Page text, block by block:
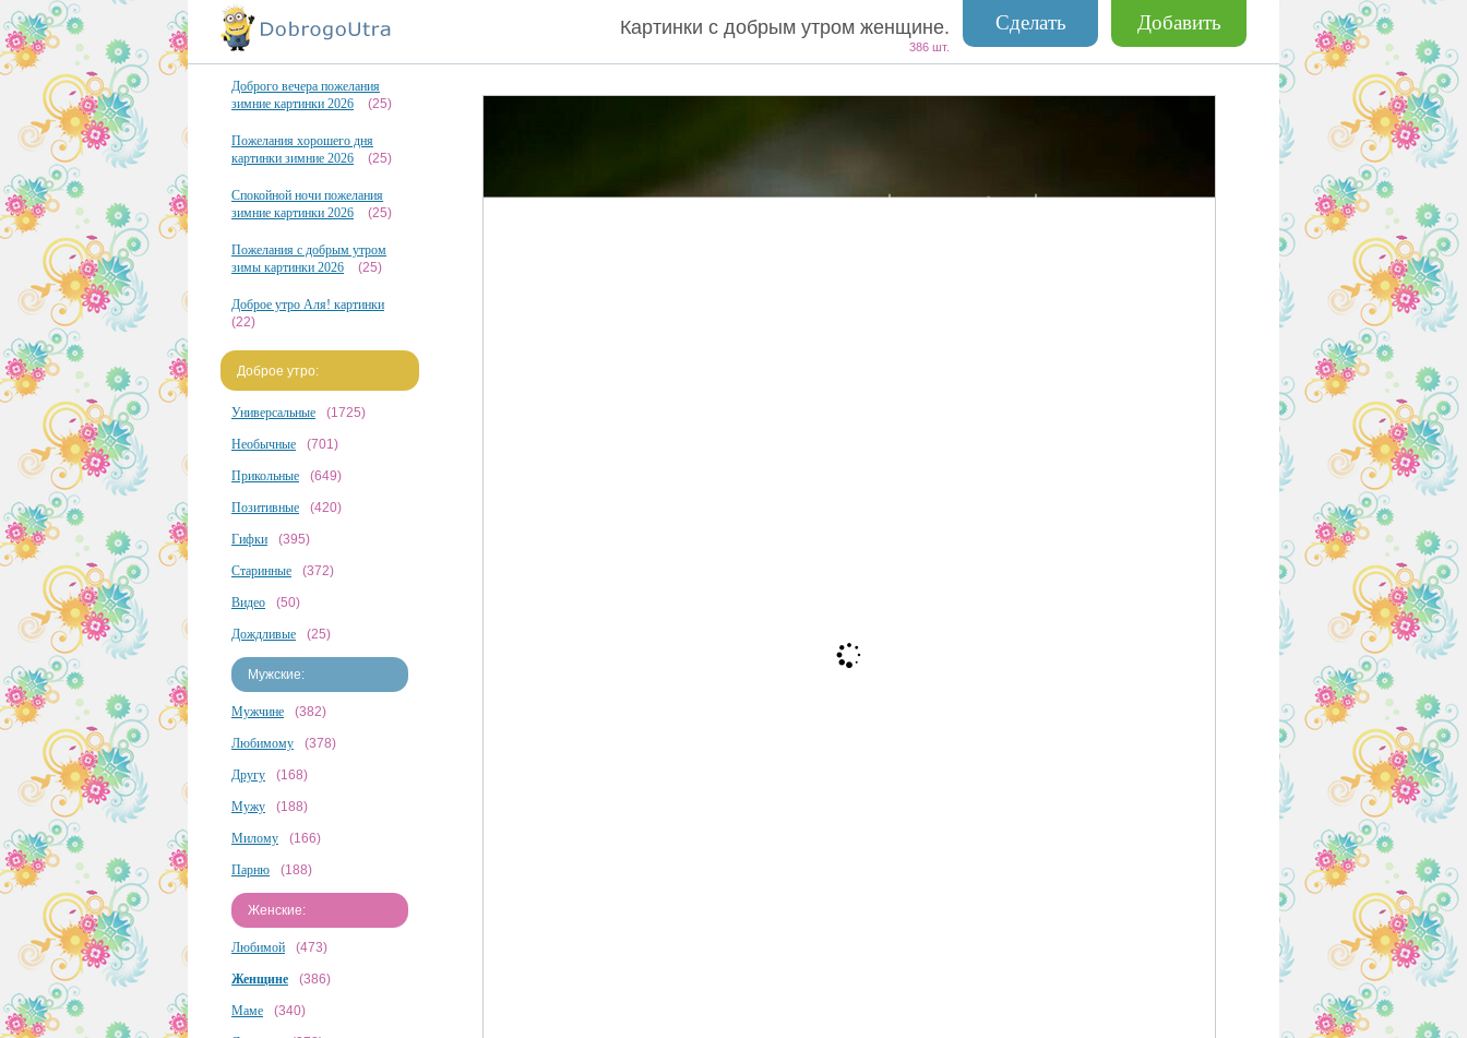
Добавить
Сделать
Картинки с добрым утром женщине.
386 шт.
Доброго вечера пожелания
зимние картинки 2026
(25)
Пожелания хорошего дня
картинки зимние 2026
(25)
Спокойной ночи пожелания
зимние картинки 2026
(25)
Пожелания с добрым утром
зимы картинки 2026
(25)
Доброе утро Аля! картинки
(22)
Доброе утро:
Универсальные (1725)
Необычные (701)
Прикольные (649)
Позитивные (420)
Гифки (395)
Старинные (372)
Видео (50)
Дождливые (25)
Мужские:
Мужчине (382)
Любимому (378)
Другу (168)
Мужу (188)
Милому (166)
Парню (188)
Женские:
Любимой (473)
Женщине (386)
Маме (340)